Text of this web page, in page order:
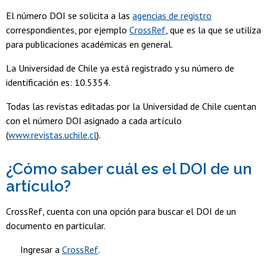
El número DOI se solicita a las agencias de registro
correspondientes, por ejemplo CrossRef , que es la que se utiliza
para publicaciones académicas en general.
La Universidad de Chile ya está registrado y su número de
identificación es: 10.5354.
Todas las revistas editadas por la Universidad de Chile cuentan
con el número DOI asignado a cada artículo
(www.revistas.uchile.cl).
¿Cómo saber cuál es el DOI de un
artículo?
CrossRef, cuenta con una opción para buscar el DOI de un
documento en particular.
Ingresar a CrossRef.